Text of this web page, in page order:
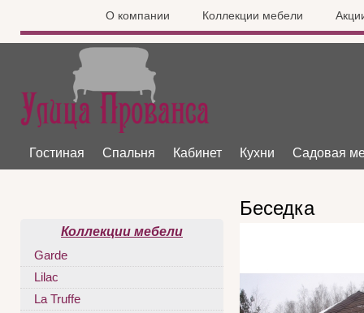
О компании Коллекции мебели
Гостиная Спальня Кабинет Кухни Садовая
Беседка
Коллекции мебели
Garde
Lilac
La Truffe